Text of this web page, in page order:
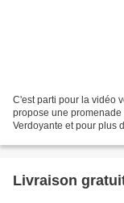
C'est parti pour la vidéo
propose une
Verdoyante et pour plus
Livraison